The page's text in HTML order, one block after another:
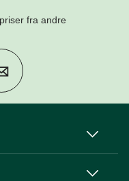
fra andre